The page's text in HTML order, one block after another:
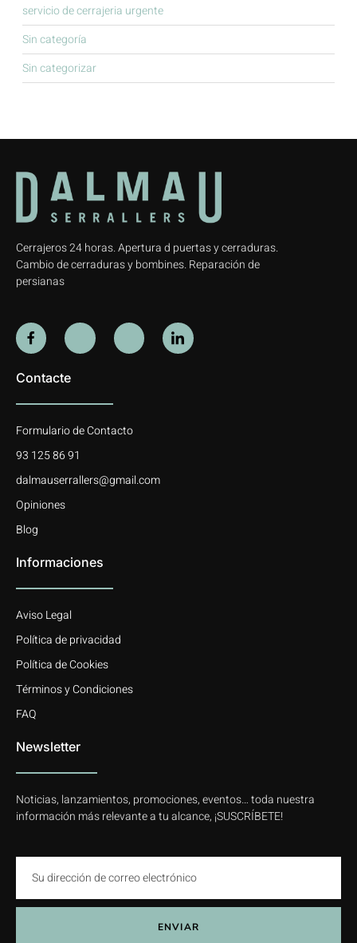
servicio de cerrajeria urgente
Sin categoría
Sin categorizar
Cerrajeros 24 horas. Apertura d puertas y cerraduras.
Cambio de cerraduras y bombines. Reparación de
persianas
Contacte
Formulario de Contacto
93 125 86 91
dalmauserrallers@gmail.com
Opiniones
Blog
Informaciones
Aviso Legal
Política de privacidad
Política de Cookies
Términos y Condiciones
FAQ
Newsletter
Noticias, lanzamientos, promociones, eventos… toda nuestra
información más relevante a tu alcance, ¡SUSCRÍBETE!
ENVIAR